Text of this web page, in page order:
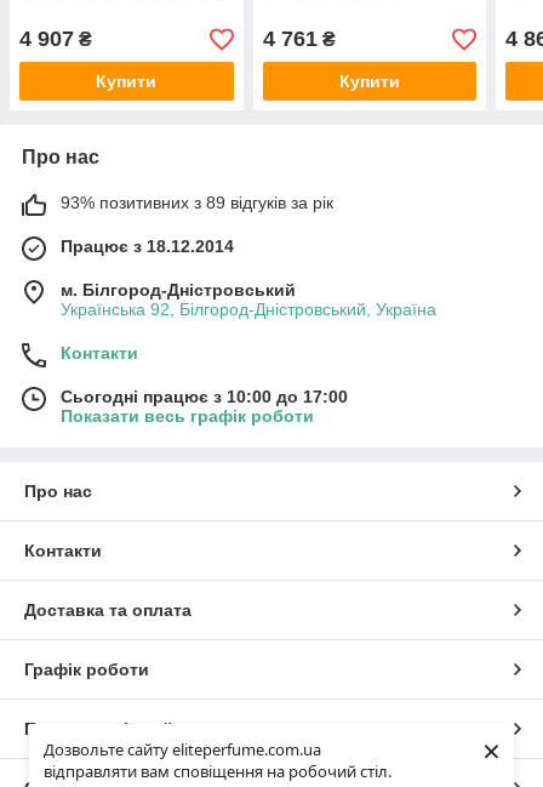
Дозвольте сайту eliteperfume.com.ua
відправляти вам сповіщення на робочий стіл.
×
4 907 ₴
Купити
4 761₴
Купити
4
Про нас
93% позитивних з 89 відгуків за рік
Працює з 18.12.2014
м. Білгород-Дністровський
Українська 92, Білгород-Дністровський, Україна
Контакти
Сьогодні працює з 10:00 до 17:00
Показати весь графік роботи
Про нас
Контакти
Доставка та оплата
Графік роботи
Повна версія сайту